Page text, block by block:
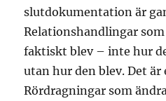
slutdokumentation är
Relationshandlingar
faktiskt blev – inte hur
utan hur den blev. Det
Rördragningar som